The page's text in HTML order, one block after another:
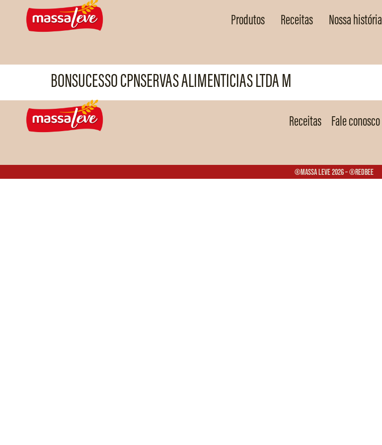
Produtos Receitas Nossa história
BONSUCESSO CPNSERVAS ALIMENTICIAS LTDA M
Receitas Fale conosco
®Massa Leve 2026 – ®Redbee